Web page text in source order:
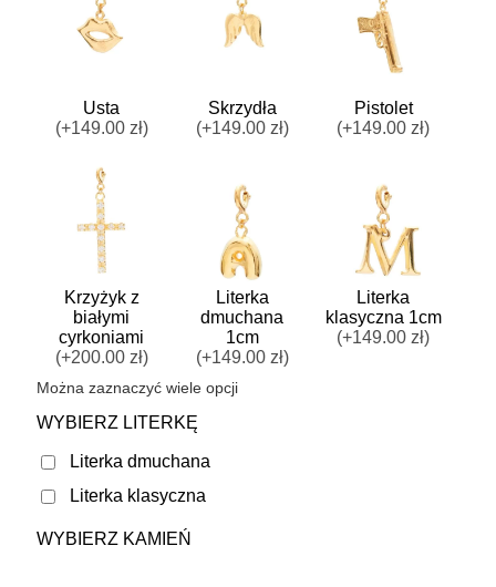
Usta
(+149.00 zł)
Skrzydła
(+149.00 zł)
Pistolet
(+149.00 zł)
Krzyżyk z
białymi
cyrkoniami
(+200.00 zł)
Literka
dmuchana
1cm
(+149.00 zł)
Literka
klasyczna 1cm
(+149.00 zł)
Można zaznaczyć wiele opcji
WYBIERZ LITERKĘ
Literka dmuchana
Literka klasyczna
WYBIERZ KAMIEŃ